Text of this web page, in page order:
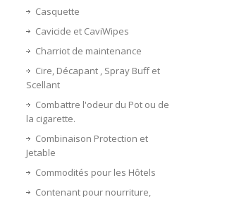
Casquette
Cavicide et CaviWipes
Charriot de maintenance
Cire, Décapant , Spray Buff et
Scellant
Combattre l'odeur du Pot ou de
la cigarette.
Combinaison Protection et
Jetable
Commodités pour les Hôtels
Contenant pour nourriture,